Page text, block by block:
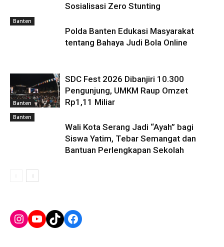
Sosialisasi Zero Stunting
Banten
Polda Banten Edukasi Masyarakat
tentang Bahaya Judi Bola Online
Banten
SDC Fest 2026 Dibanjiri 10.300
Pengunjung, UMKM Raup Omzet
Rp1,11 Miliar
Banten
Wali Kota Serang Jadi “Ayah” bagi
Siswa Yatim, Tebar Semangat dan
Bantuan Perlengkapan Sekolah
Instagram
YouTube
TikTokFacebook